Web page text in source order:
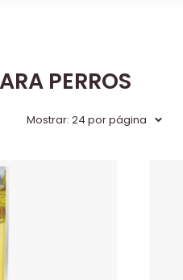
PERROS
Mostrar: 24 por página